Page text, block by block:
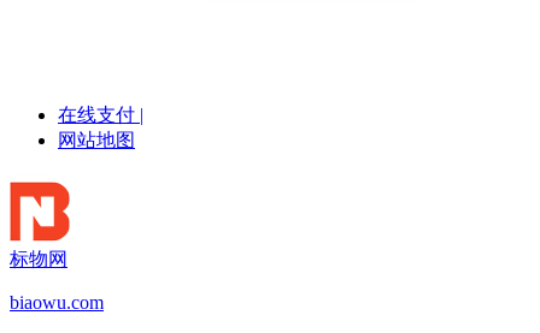
在线支付 |
网站地图
标物网
biaowu.com